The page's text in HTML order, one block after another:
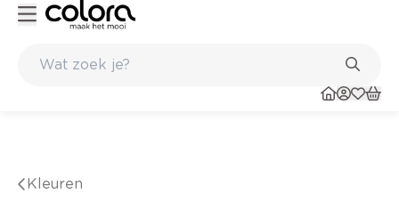
Kleuren